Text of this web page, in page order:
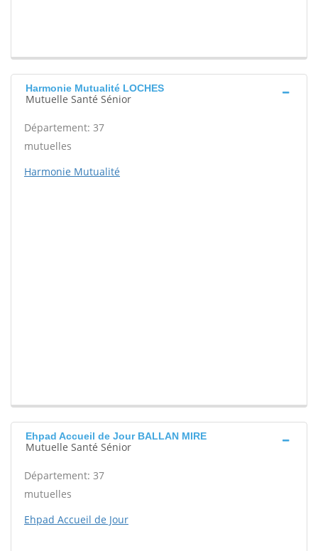
Harmonie Mutualité LOCHES
Mutuelle Santé Sénior
Département: 37
mutuelles
Harmonie Mutualité
Ehpad Accueil de Jour BALLAN MIRE
Mutuelle Santé Sénior
Département: 37
mutuelles
Ehpad Accueil de Jour